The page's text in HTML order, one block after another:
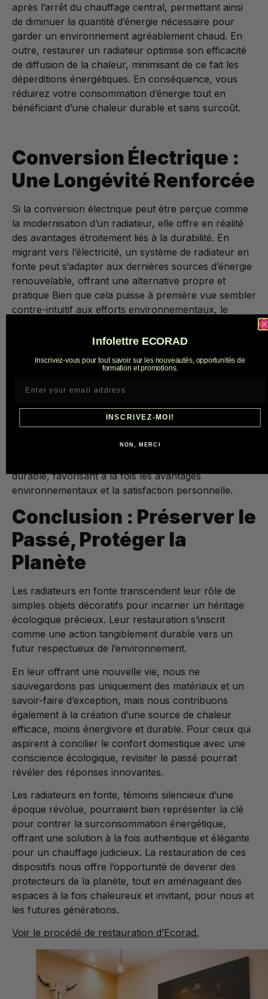
après l’arrêt du chauffage central, permettant ainsi
de diminuer la quantité d’énergie nécessaire pour
garder un environnement agréablement chaud. En
outre, restaurer un radiateur optimise son efficacité
de diffusion de la chaleur, minimisant de ce fait les
déperditions énergétiques. En conséquence, vous
réduirez votre consommation d’énergie tout en
bénéficiant d’une chaleur durable et sans surcoût.
Conversion Électrique :
Une Longévité Renforcée
Si la conversion électrique peut être perçue comme
la modernisation d’un radiateur, elle offre en réalité
des avantages étroitement liés à la durabilité. En
migrant vers l’électricité, un système de radiateur en
fonte peut s’adapter aux dernières sources d’énergie
renouvelable, offrant une alternative propre et
pratique Bien que cela puisse à première vue sembler
contre-intuitif aux efforts environnementaux, le
combustibles fossiles de leur source d’énergie.
Avec cette adaptation, les propriétaires peuvent
même envisager une gestion plus fine de la
consommation, favorisant un chauffage uniquement
davantage l’efficacité énergétique. Ce changement ne
modernes ; il s’agit d’une démarche stratégique visant
durable, favorisant à la fois les avantages
environnementaux et la satisfaction personnelle.
Conclusion : Préserver le
Passé, Protéger la
Planète
Les radiateurs en fonte transcendent leur rôle de
simples objets décoratifs pour incarner un héritage
écologique précieux. Leur restauration s’inscrit
comme une action tangiblement durable vers un
futur respectueux de l’environnement.
En leur offrant une nouvelle vie, nous ne
sauvegardons pas uniquement des matériaux et un
savoir-faire d’exception, mais nous contribuons
également à la création d’une source de chaleur
efficace, moins énergivore et durable. Pour ceux qui
aspirent à concilier le confort domestique avec une
conscience écologique, revisiter le passé pourrait
révéler des réponses innovantes.
Les radiateurs en fonte, témoins silencieux d’une
époque révolue, pourraient bien représenter la clé
pour contrer la surconsommation énergétique,
offrant une solution à la fois authentique et élégante
pour un chauffage judicieux. La restauration de ces
dispositifs nous offre l’opportunité de devenir des
protecteurs de la planète, tout en aménageant des
espaces à la fois chaleureux et invitant, pour nous et
les futures générations.
Voir le procédé de restauration d’Ecorad.
Infolettre ECORAD
Inscrivez-vous pour tout savoir sur les nouveautés, opportunités de
formation et promotions.
INSCRIVEZ-MOI!
NON, MERCI